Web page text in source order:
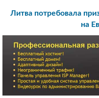
Литва потребовала
на